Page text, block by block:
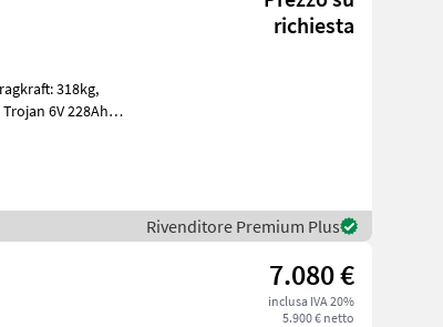
richiesta
Rivenditore Premium Plus
7.080 €
inclusa IVA 20%
5.900 € netto